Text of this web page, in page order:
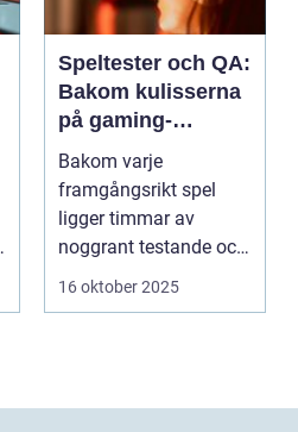
Speltester och QA:
Bakom kulisserna
på gaming-
industrin
Bakom varje
framgångsrikt spel
ligger timmar av
noggrant testande och
kvalitetssäkring. S...
16 oktober 2025